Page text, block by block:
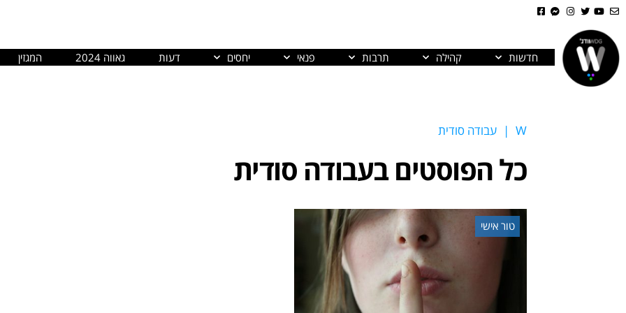
חדשות קהילה תרבות פנאי יחסים דעות גאווה 2024 המגזין
W
| עבודה סודית
כל הפוסטים בעבודה סודית
טור אישי